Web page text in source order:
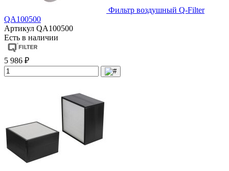
Фильтр воздушный Q-Filter
QA100500
Артикул QA100500
Есть в наличии
5 986 ₽